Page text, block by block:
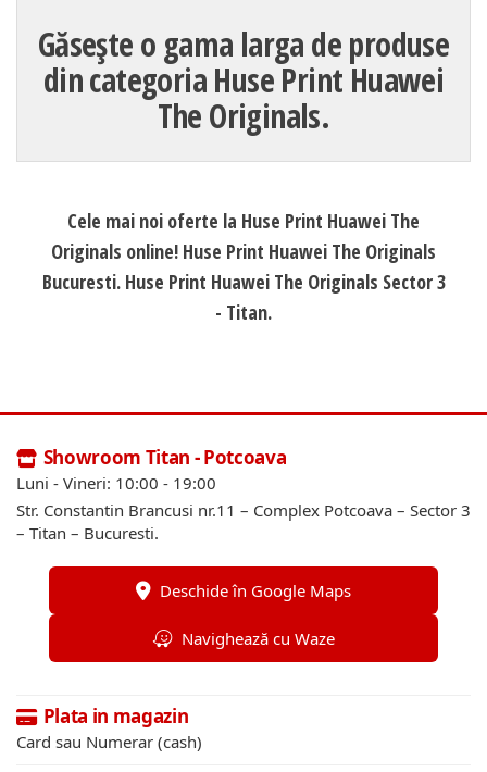
Găsește o gama larga de produse
din categoria Huse Print Huawei
The Originals.
Cele mai noi oferte la Huse Print Huawei The
Originals online! Huse Print Huawei The Originals
Bucuresti. Huse Print Huawei The Originals Sector 3
- Titan.
Showroom Titan - Potcoava
Luni - Vineri: 10:00 - 19:00
Str. Constantin Brancusi nr.11 – Complex Potcoava – Sector 3
– Titan – Bucuresti.
Deschide în Google Maps
Navighează cu Waze
Plata in magazin
Card sau Numerar (cash)